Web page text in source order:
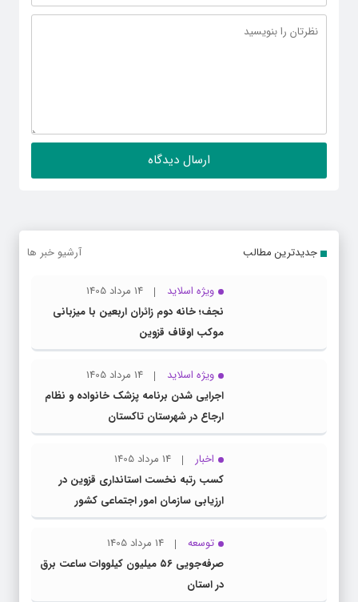
جدیدترین مطالب آرشیو خبر ها
ویژه اسلاید
14 مرداد 1405
نجف؛ خانه دوم زائران اربعین با میزبانی
موکب اوقاف قزوین
ویژه اسلاید
14 مرداد 1405
اجرایی شدن برنامه پزشک خانواده و نظام
ارجاع در شهرستان تاکستان
اخبار
14 مرداد 1405
کسب رتبه نخست استانداری قزوین در
ارزیابی سازمان امور اجتماعی کشور
توسعه
14 مرداد 1405
صرفه‌جویی ۵۶ میلیون کیلووات‌ ساعت برق
در استان